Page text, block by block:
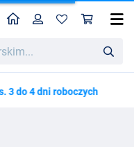
HomeProfil
4 dni roboczych